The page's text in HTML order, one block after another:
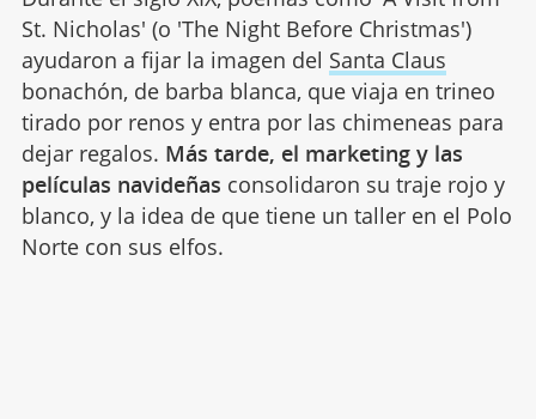
St. Nicholas' (o 'The Night Before Christmas')
ayudaron a fijar la imagen del Santa Claus
bonachón, de barba blanca, que viaja en trineo
tirado por renos y entra por las chimeneas para
dejar regalos. Más tarde, el marketing y las
películas navideñas consolidaron su traje rojo y
blanco, y la idea de que tiene un taller en el Polo
Norte con sus elfos.